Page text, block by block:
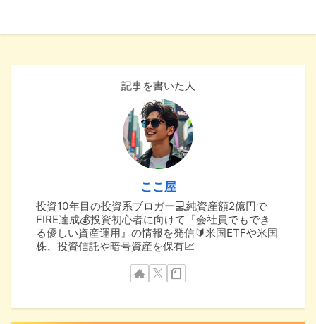
記事を書いた人
ここ屋
投資10年目の投資系ブロガー💻純資産額2億円で
FIRE達成💰投資初心者に向けて『会社員でもでき
る優しい資産運用』の情報を発信🔰米国ETFや米国
株、投資信託や暗号資産を保有📈